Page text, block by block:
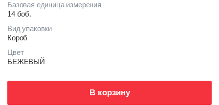
Базовая единица измерения
14 боб.
Вид упаковки
Короб
Цвет
БЕЖЕВЫЙ
В корзину